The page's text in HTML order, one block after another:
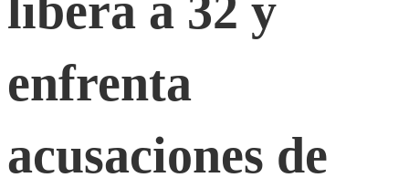
por
daño
a
enfrenta
acusaciones de